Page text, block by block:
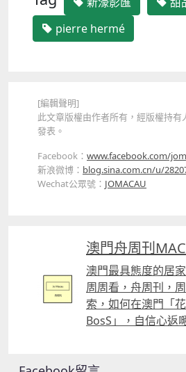
pierre hermé
[編輯聲明]
此文章版權由作者所有，經版權持有
發表。
Facebook： www.facebook.com/
新浪微博： blog.sina.com.cn/u/
Wechat公眾號： JOMACAU
澳門舟周刊
澳門最具態度的居
周周看，舟周刊，
索，如何在澳門「
BosS」，自信心返